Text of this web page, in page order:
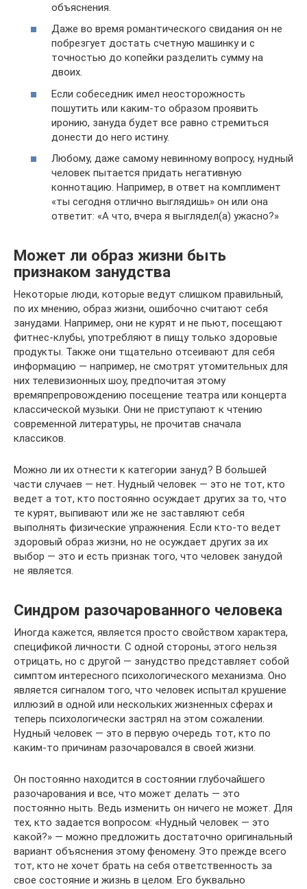
объяснения.
Даже во время романтического свидания он не
побрезгует достать счетную машинку и с
точностью до копейки разделить сумму на
двоих.
Если собеседник имел неосторожность
пошутить или каким-то образом проявить
иронию, зануда будет все равно стремиться
донести до него истину.
Любому, даже самому невинному вопросу, нудный
человек пытается придать негативную
коннотацию. Например, в ответ на комплимент
«ты сегодня отлично выглядишь» он или она
ответит: «А что, вчера я выглядел(а) ужасно?»
Может ли образ жизни быть
признаком занудства
Некоторые люди, которые ведут слишком правильный,
по их мнению, образ жизни, ошибочно считают себя
занудами. Например, они не курят и не пьют, посещают
фитнес-клубы, употребляют в пищу только здоровые
продукты. Также они тщательно отсеивают для себя
информацию — например, не смотрят утомительных для
них телевизионных шоу, предпочитая этому
времяпрепровождению посещение театра или концерта
классической музыки. Они не приступают к чтению
современной литературы, не прочитав сначала
классиков.
Можно ли их отнести к категории зануд? В большей
части случаев — нет. Нудный человек — это не тот, кто
ведет а тот, кто постоянно осуждает других за то, что
те курят, выпивают или же не заставляют себя
выполнять физические упражнения. Если кто-то ведет
здоровый образ жизни, но не осуждает других за их
выбор — это и есть признак того, что человек занудой
не является.
Синдром разочарованного человека
Иногда кажется, является просто свойством характера,
спецификой личности. С одной стороны, этого нельзя
отрицать, но с другой — занудство представляет собой
симптом интересного психологического механизма. Оно
является сигналом того, что человек испытал крушение
иллюзий в одной или нескольких жизненных сферах и
теперь психологически застрял на этом сожалении.
Нудный человек — это в первую очередь тот, кто по
каким-то причинам разочаровался в своей жизни.
Он постоянно находится в состоянии глубочайшего
разочарования и все, что может делать — это
постоянно ныть. Ведь изменить он ничего не может. Для
тех, кто задается вопросом: «Нудный человек — это
какой?» — можно предложить достаточно оригинальный
вариант объяснения этому феномену. Это прежде всего
тот, кто не хочет брать на себя ответственность за
свое состояние и жизнь в целом. Его буквально